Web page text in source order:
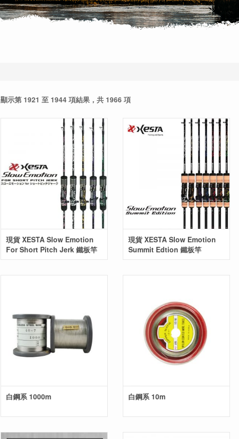
顯示第 1921 至 1944 項結果，共 1966 項
現貨 XESTA Slow Emotion
For Short Pitch Jerk 鐵板竿
現貨 XESTA Slow Emotion
Summit Edtion 鐵板竿
白鋼系 1000m 白鋼系 10m